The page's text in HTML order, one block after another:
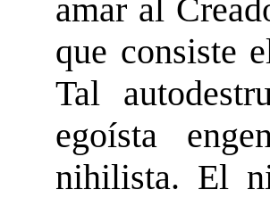
amar al
que consiste
Tal
egoísta
nihilista. El